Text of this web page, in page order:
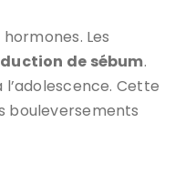
Les
de sébum.
Cette
bouleversements